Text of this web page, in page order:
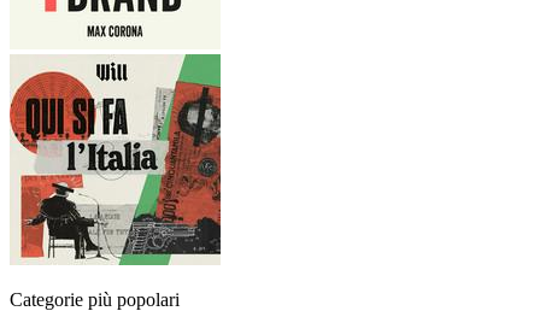
Categorie più popolari